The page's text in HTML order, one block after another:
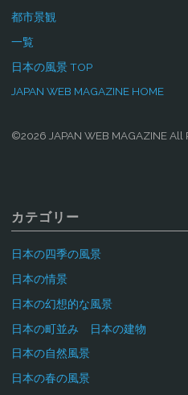
都市景観
一覧
日本の風景 TOP
JAPAN WEB MAGAZINE HOME
©2026 JAPAN WEB MAGAZINE All
カテゴリー
日本の四季の風景
日本の情景
日本の幻想的な風景
日本の町並み 日本の建物
日本の自然風景
日本の春の風景